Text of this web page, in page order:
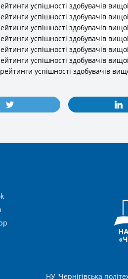
успішності здобувачів
успішності здобувачів
успішності здобувачів
успішності здобувачів
успішності здобувачів
успішності здобувачів
успішності здобувачів
НУ 'Чернігівська